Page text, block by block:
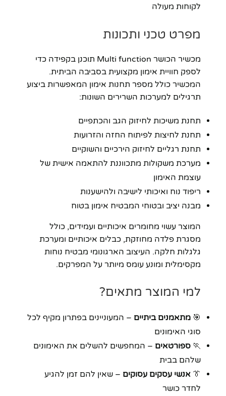
לקוחות מעולה
מפרט טכני ותכונות
מכשיר הכושר Multi function תוכנן בקפידה כדי
לספק חוויית אימון מקצועית בסביבה הביתית.
המכשיר כולל מספר תחנות אימון המאפשרות ביצוע
תרגילים למערכות השרירים השונות:
תחנת משיכות לחיזוק הגב והכתפיים
תחנת לחיצות לפיתוח החזה והזרועות
תחנת רגליים לחיזוק הירכיים והשוקיים
מערכת משקולות מתכווננת להתאמה אישית של
עוצמת האימון
ריפוד נוח ואיכותי לישיבה ולהישענות
מבנה יציב ובטוחי המבטיח אימון בטוח
המוצר עשוי מחומרים איכותיים ועמידים, כולל
מסגרת פלדה מחוזקת, כבלים איכותיים ומערכת
גלגלות חלקה. העיצוב הארגונומי מבטיח נוחות
מקסימלית ומונע עומס מיותר על המפרקים.
למי המוצר מתאים?
🎯 מתאמנים ביתיים – המעוניינים בפתרון מקיף לכל
סוגי האימונים
🏃 ספורטאים – המחפשים להשלים את האימונים
שלהם בבית
👔 אנשי עסקים עסוקים – שאין להם זמן להגיע
לחדר כושר